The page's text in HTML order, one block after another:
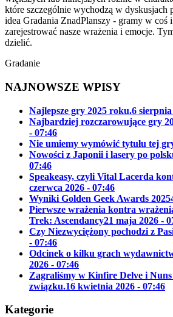
które szczególnie wychodzą w dyskusjach
idea Gradania ZnadPlanszy - gramy w coś
zarejestrować nasze wrażenia i emocje.
dzielić.
Gradanie
NAJNOWSZE WPISY
Najlepsze gry 2025 roku.6
Najbardziej rozczarowujące gry
- 07:46
Nie umiemy wymówić tytułu tej
Nowości z Japonii i lasery po
07:46
Speakeasy, czyli Vital Lacerda
czerwca 2026 - 07:46
Wyniki Golden Geek Awards 2025
Pierwsze wrażenia kontra
Trek: Ascendancy21 maja 2026 -
Czy Niezwyciężony pochodzi z
- 07:46
Odcinek o kilku grach
2026 - 07:46
Zagraliśmy w Kinfire Delve i
związku.16 kwietnia 2026 - 07:46
Kategorie